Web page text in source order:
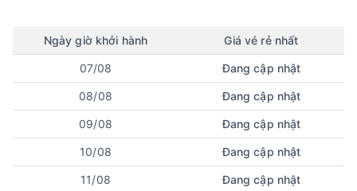
Ngày giờ khởi hành Giá vé rẻ nhất
07/08 Đang cập nhật
08/08 Đang cập nhật
09/08 Đang cập nhật
10/08 Đang cập nhật
11/08 Đang cập nhật